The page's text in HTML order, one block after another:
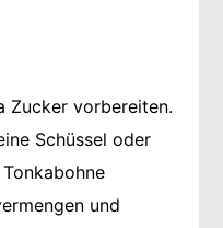
Zucker vorbereiten.
Schüssel oder
und